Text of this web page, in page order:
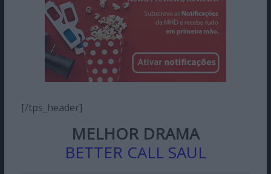
[/tps_header]
MELHOR DRAMA
BETTER CALL SAUL